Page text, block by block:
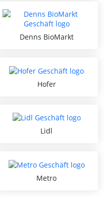
Denns BioMarkt
Hofer
Lidl
Metro